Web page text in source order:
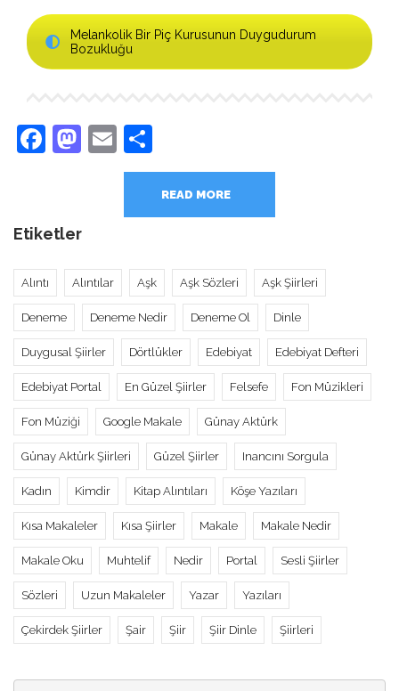
Melankolik Bir Piç Kurusunun Duygudurum
Bozukluğu
Facebook
Mastodon
Email
READ MORE
Etiketler
Alıntı Alıntılar Aşk Aşk Sözleri Aşk Şiirleri
Deneme Deneme Nedir Deneme Ol Dinle
Duygusal Şiirler Dörtlükler Edebiyat Edebiyat Defteri
Edebiyat Portal En Güzel Şiirler Felsefe Fon Müzikleri
Fon Müziği Google Makale Günay Aktürk
Günay Aktürk Şiirleri Güzel Şiirler Inancını Sorgula
Kadın Kimdir Kitap Alıntıları Köşe Yazıları
Kısa Makaleler Kısa Şiirler Makale Makale Nedir
Makale Oku Muhtelif Nedir Portal Sesli Şiirler
Sözleri Uzun Makaleler Yazar Yazıları
Çekirdek Şiirler Şair Şiir Şiir Dinle Şiirleri